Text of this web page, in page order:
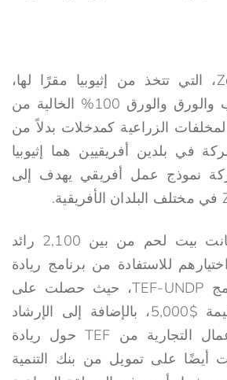
تقوم شركة Zafree، التي تتخذ من إثيوبيا مقرًا لها،
بتصنيع منتجات اللب والورق والورق 100% الخالية من
الزراعية كمدخلات بدلاً من
في بلدين أفريقيين هما إثيوبيا
نموذج عمل أفريقي يهدف إلى
في عام 2019، كانت بيت لحم من بين 2,100 رائد
للاستفادة من برنامج ريادة
الأعمال التابع لبرنامج TEF-UNDP، حيث حصلت على
رأس مال أولي بقيمة $5,000، بالإضافة إلى الإرشاد
والتدريب على الأعمال التجارية من TEF حول ريادة
أيضًا على تمويل من بنك التنمية